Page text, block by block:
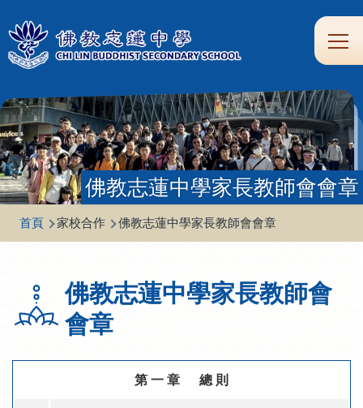
Main
生
涯
劃
家
校
作
校
友
區
圖
書
園
道
佛教志蓮中學家長教師會會章
導
航
首頁 家校合作 佛教志蓮中學家長教師會會章
佛教志蓮中學家長教師會
會章
第 一 章 總 則